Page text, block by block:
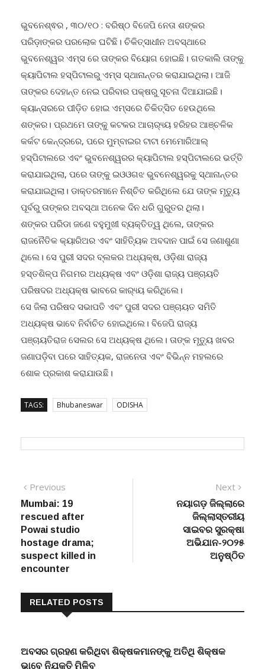
ଭୁବନେଶ୍ଵର , ୩୦/୧୦ : ବରିଷ୍ଠ ବିଜେପି ନେତା ଶଙ୍କର
ପରିଡ଼ାଙ୍କର ପରଲୋକ ଘଟିଛି। ଚିକିତ୍ସାଧୀନ ଅବସ୍ଥାରେ
ଭୁବନେଶ୍ୱର ଏମ୍ସ ରେ ତାଙ୍କର ବିୟୋଗ ହୋଇଛି। ଗତକାଲି ତାଙ୍କୁ
କ୍ୟାପିଟାଲ ହସ୍ପିଟାଲରୁ ଏମ୍ସ ସ୍ଥାନାନ୍ତର କରାଯାଇଥିଲା। ଆଜି
ତାଙ୍କର ଦେହାନ୍ତ ନେଇ ପରିବାର ପକ୍ଷରୁ ସୂଚନା ଦିଆଯାଇଛି।
କ୍ୟାନ୍ସରରେ ପୀଡ଼ିତ ହୋଇ ଏମ୍ସରେ ଚିକିତ୍ସିତ ହେଉଥିଲେ
ଶଙ୍କର। ପ୍ରଥମେ ତାଙ୍କୁ କଟକର ଆଚାର‌୍ୟ୍ୟ ହରିହର ଆଞ୍ଚଳିକ
କର୍କଟ କେନ୍ଦ୍ରରେ, ପରେ ମୁମ୍ବାଇର ଟାଟା ମେମୋରିଆଲ୍
ହସ୍ପିଟାଲରେ ଏବଂ ଭୁବନେଶ୍ୱରର କ୍ୟାପିଟାଲ ହସ୍ପିଟାଲରେ ଭର୍ତ୍ତି
କରାଯାଇଥିଲା, ପରେ ତାଙ୍କୁ ଇଓଓଗଝ ଭୁବନେଶ୍ୱରକୁ ସ୍ଥାନାନ୍ତର
କରାଯାଇଥିଲା। ଡାକ୍ତରମାନେ ନିଶ୍ଚିତ କରିଥିଲେ ଯେ ତାଙ୍କ ମୃତ୍ୟୁ
ପୂର୍ବରୁ ତାଙ୍କର ଅବସ୍ଥା ଅନେକ ଦିନ ଧରି ଗୁରୁତର ଥିଲା।
ଶଙ୍କର ପରିଡା ଜଣେ ବହୁମୁଖୀ ବ୍ୟକ୍ତିତ୍ୱ ଥିଲେ, ତାଙ୍କର
ରାଜନୈତିକ କ୍ୟାରିଅର ଏବଂ ସାହିତ୍ୟିକ ଅବଦାନ ପାଇଁ ସେ ଜଣାଶୁଣା
ଥିଲେ। ସେ ପୁରୀ ସଦର ବ୍ଲକର ଅଧ୍ୟକ୍ଷ, ଓଡ଼ିଶା ରାଜ୍ୟ
ହସ୍ତଶିଳ୍ପ ନିଗମର ଅଧ୍ୟକ୍ଷ ଏବଂ ଓଡ଼ିଶା ରାଜ୍ୟ ପଞ୍ଚାୟତି
ପରିଷଦର ଅଧ୍ୟକ୍ଷ ଭାବରେ କାର‌୍ୟ୍ୟ କରିଥିଲେ।
ସେ ଜିଲା ପରିଷଦ ସଭାପତି ଏବଂ ପୁରୀ ସଦର ପଞ୍ଚାୟତ ସମିତି
ଅଧ୍ୟକ୍ଷ ଭାବେ ନିର୍ବାଚିତ ହୋଇଥିଲେ। ବିଜେପି ରାଜ୍ୟ
ପଞ୍ଚାୟତିରାଜ ସେଲର ସେ ଅଧ୍ୟକ୍ଷ ଥିଲେ। ତାଙ୍କ ମୃତ୍ୟୁ ଖବର
ଜଣାପଡ଼ିବା ପରେ ସାହିତ୍ୟକ, ରାଜନେତା ଏବଂ ବିଭିନ୍ନ ମହଲରେ
ଶୋକ ପ୍ରକାଶ କରାଯାଉଛି।
TAGS: Bhubaneswar ODISHA
Post
navigation
Previous
post:
Mumbai: 19
rescued after
Powai studio
hostage drama;
suspect killed in
encounter
Next
post:
ନୟାଗଡ଼ ଜିଲ୍ଲାରେ
ଜିଲ୍ଲାସ୍ତରୀୟ
ସାଇବର ସୁରକ୍ଷା
ଅଭିଯାନ-୨୦୨୫
ଅନୁଷ୍ଠିତ
RELATED POSTS
ଅବସର ଗ୍ରହଣ କରିଥିବା ଶିକ୍ଷକମାନଙ୍କୁ ଅତିଥି ଶିକ୍ଷକ
ଭାବେ ନିଯୁକ୍ତି ମିଳିବ